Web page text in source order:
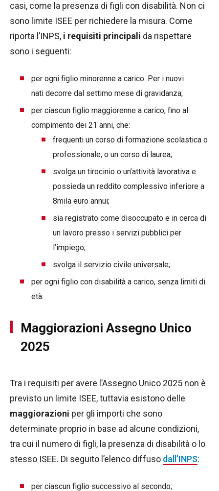
casi, come la presenza di figli con disabilità. Non ci
sono limite ISEE per richiedere la misura. Come
riporta l’INPS, i requisiti principali da rispettare
sono i seguenti:
per ogni figlio minorenne a carico. Per i nuovi
nati decorre dal settimo mese di gravidanza;
per ciascun figlio maggiorenne a carico, fino al
compimento dei 21 anni, che:
frequenti un corso di formazione scolastica o
professionale, o un corso di laurea;
svolga un tirocinio o un’attività lavorativa e
possieda un reddito complessivo inferiore a
8mila euro annui;
sia registrato come disoccupato e in cerca di
un lavoro presso i servizi pubblici per
l’impiego;
svolga il servizio civile universale;
per ogni figlio con disabilità a carico, senza limiti di
età.
Maggiorazioni Assegno Unico
2025
Tra i requisiti per avere l’Assegno Unico 2025 non è
previsto un limite ISEE, tuttavia esistono delle
maggiorazioni per gli importi che sono
determinate proprio in base ad alcune condizioni,
tra cui il numero di figli, la presenza di disabilità o lo
stesso ISEE. Di seguito l’elenco diffuso dall’INPS:
per ciascun figlio successivo al secondo;